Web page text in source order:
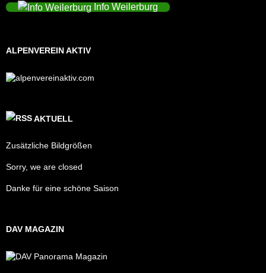
Info Weilerburg
ALPENVEREIN AKTIV
AKTUELL
Zusätzliche Bildgrößen
Sorry, we are closed
Danke für eine schöne Saison
DAV MAGAZIN